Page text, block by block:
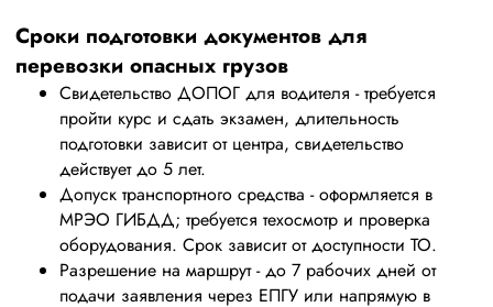
Сроки подготовки документов для
перевозки опасных грузов
Свидетельство ДОПОГ для водителя - требуется
пройти курс и сдать экзамен, длительность
подготовки зависит от центра, свидетельство
действует до 5 лет.
Допуск транспортного средства - оформляется в
МРЭО ГИБДД; требуется техосмотр и проверка
оборудования. Срок зависит от доступности ТО.
Разрешение на маршрут - до 7 рабочих дней от
подачи заявления через ЕПГУ или напрямую в